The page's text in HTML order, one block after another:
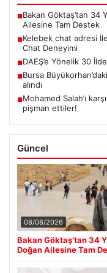
■Bakan Göktaş’tan 34
Ailesine Tam Destek
■Kelebek chat adresi
Chat Deneyimi
■DAEŞ’e Yönelik 30
■Bursa
alındı
■Mohamed Salah’ı
pişman ettiler!
Güncel
08/08/2026
Bakan Göktaş’tan 34
Doğan Ailesine Tam